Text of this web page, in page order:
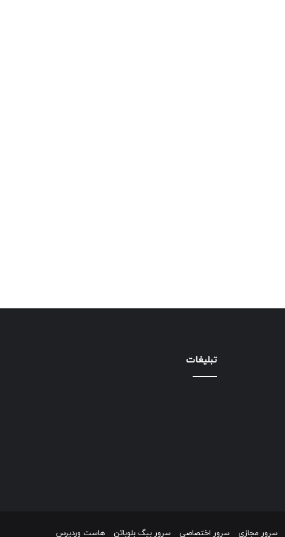
تبلیغات
سرور مجازی سرور اختصاصی سرور بیگ بلوباتن هاست وردپرس